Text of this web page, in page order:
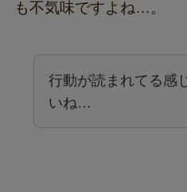
も不気味ですよね…。
行動が読まれてる感
いね…